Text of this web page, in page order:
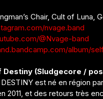
Chair, Cult of Luna,
nvage.band
@Nvage-band
album/
(Sludgecore /
DESTINY est né en région
2011, et des retours très